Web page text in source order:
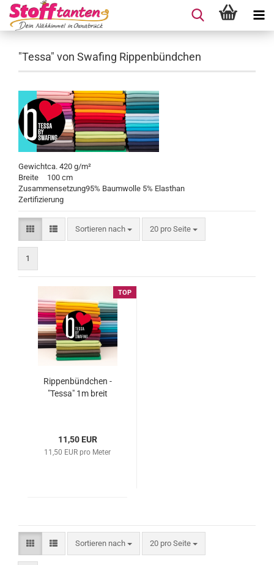
"Tessa" von Swafing Rippenbündchen
Gewichtca. 420 g/m²
Breite
100 cm
Zusammensetzung95% Baumwolle 5% Elasthan
Zertifizierung
Sortieren nach
Sortieren nach 20 pro Seite
pro Seite
1
TOP
Rippenbündchen -
"Tessa" 1m breit
11,50 EUR
11,50 EUR pro Meter
Sortieren nach
Sortieren nach 20 pro Seite
pro Seite